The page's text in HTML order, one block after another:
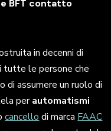
BFT contatto
in decenni di
tutte le persone che
di assumere un ruolo di
perautomatismi
cancello di marca FAAC